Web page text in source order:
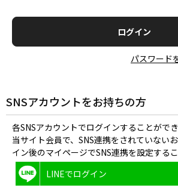
パスワード
SNSアカウントをお持ちの方
各SNSアカウントでログインすることができ
当サイト会員で、SNS連携をされていない
イン後のマイページでSNS連携を設定するこ
LINEでログイン